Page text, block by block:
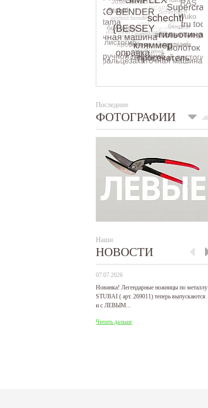
Последние
ФОТОГРАФИИ
Наши
НОВОСТИ
07.07.2026
Новинка! Легендарные ножницы по металлу
STUBAI ( арт. 269011) теперь выпускаются
и с ЛЕВЫМ...
Читать дальше